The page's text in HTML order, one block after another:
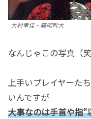
大村孝佳・藤岡幹大
なんじゃこの写真（笑
上手いプレイヤーた
いんですが
大事なのは手首や指“